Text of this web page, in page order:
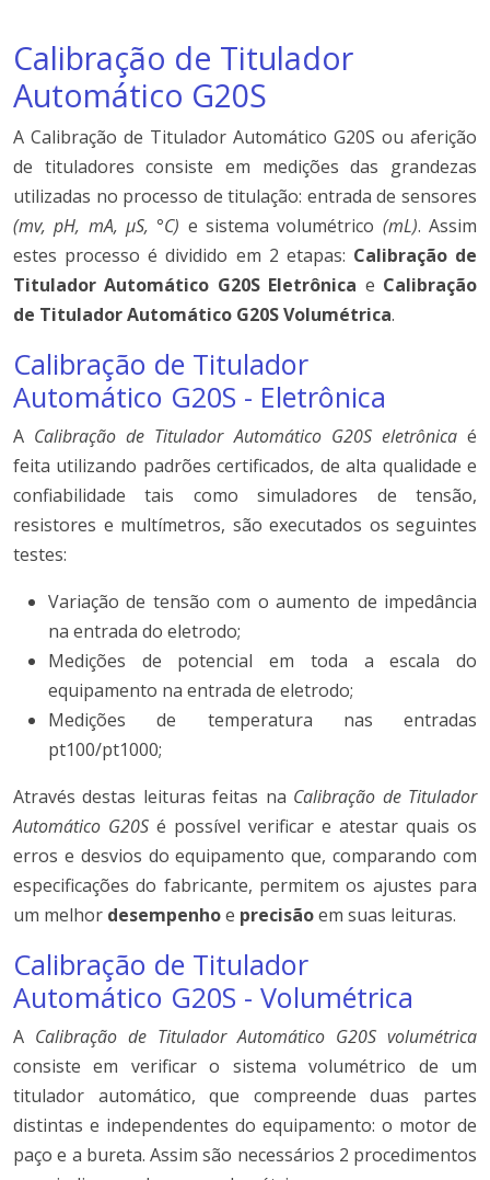
Calibração de Titulador
Automático G20S
A Calibração de Titulador Automático G20S ou aferição
de tituladores consiste em medições das grandezas
utilizadas no processo de titulação: entrada de sensores
(mv, pH, mA, µS, °C) e sistema volumétrico (mL). Assim
estes processo é dividido em 2 etapas: Calibração de
Titulador Automático G20S Eletrônica e Calibração
de Titulador Automático G20S Volumétrica.
Calibração de Titulador
Automático G20S - Eletrônica
A Calibração de Titulador Automático G20S eletrônicaé
feita utilizando padrões certificados, de alta qualidade e
confiabilidade tais como simuladores de tensão,
resistores e multímetros, são executados os seguintes
testes:
Variação de tensão com o aumento de impedância
na entrada do eletrodo;
Medições de potencial em toda a escala do
equipamento na entrada de eletrodo;
Medições de temperatura nas entradas
pt100/pt1000;
Através destas leituras feitas na Calibração de Titulador
Automático G20S é possível verificar e atestar quais os
erros e desvios do equipamento que, comparando com
especificações do fabricante, permitem os ajustes para
um melhor desempenhoe precisãoem suas leituras.
Calibração de Titulador
Automático G20S - Volumétrica
A Calibração de Titulador Automático G20S volumétrica
consiste em verificar o sistema volumétrico de um
titulador automático, que compreende duas partes
distintas e independentes do equipamento: o motor de
paço e a bureta. Assim são necessários 2 procedimentos